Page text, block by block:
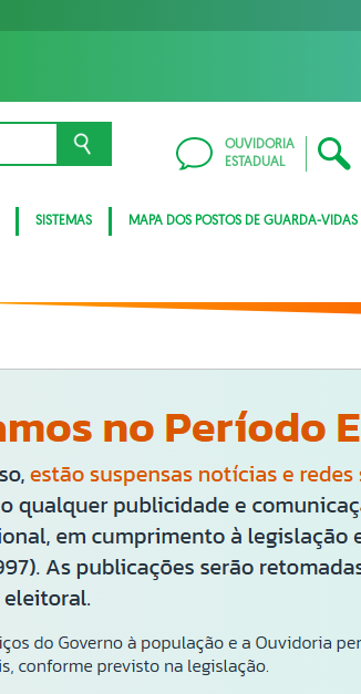
OUVIDORIA
ESTADUAL
SISTEMAS MAPA DOS POSTOS DE GUARDA-VIDAS